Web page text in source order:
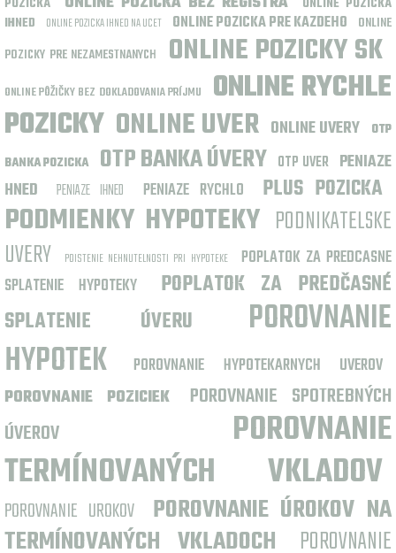
IHNED
ONLINE POZICKA IHNED NA UCET ONLINE POZICKA PRE KAZDEHO
ONLINE
POZICKY PRE NEZAMESTNANYCH
ONLINE POZICKY SK
ONLINE PÔŽIČKY BEZ DOKLADOVANIA PRÍJMU
ONLINE RYCHLE
POZICKY ONLINE UVER ONLINE UVERY
OTP
BANKA POZICKA
OTP BANKA ÚVERY OTP UVER PENIAZE
HNED
PENIAZE IHNED PENIAZE RYCHLO PLUS POZICKA
PODMIENKY HYPOTEKY PODNIKATELSKE
UVERY
POISTENIE NEHNUTELNOSTI PRI HYPOTEKE
POPLATOK ZA PREDCASNE
SPLATENIE HYPOTEKY
POPLATOK ZA PREDČASNÉ
SPLATENIE ÚVERU
POROVNANIE
HYPOTEK
POROVNANIE HYPOTEKARNYCH UVEROV
POROVNANIE POZICIEK
POROVNANIE SPOTREBNÝCH
ÚVEROV
POROVNANIE
TERMÍNOVANÝCH VKLADOV
POROVNANIE UROKOV
POROVNANIE ÚROKOV NA
TERMÍNOVANÝCH VKLADOCH
POROVNANIE